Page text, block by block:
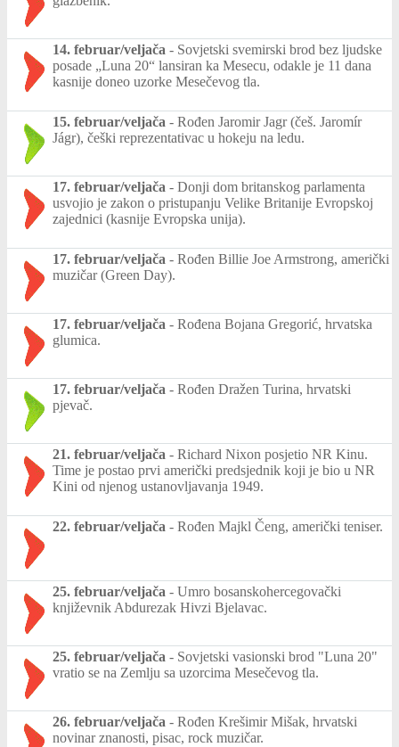
14. februar/veljača - Sovjetski svemirski brod bez ljudske
posade „Luna 20“ lansiran ka Mesecu, odakle je 11 dana
kasnije doneo uzorke Mesečevog tla.
15. februar/veljača - Rođen Jaromir Jagr (češ. Jaromír
Jágr), češki reprezentativac u hokeju na ledu.
17. februar/veljača - Donji dom britanskog parlamenta
usvojio je zakon o pristupanju Velike Britanije Evropskoj
zajednici (kasnije Evropska unija).
17. februar/veljača - Rođen Billie Joe Armstrong, američki
muzičar (Green Day).
17. februar/veljača - Rođena Bojana Gregorić, hrvatska
glumica.
17. februar/veljača - Rođen Dražen Turina, hrvatski
pjevač.
21. februar/veljača - Richard Nixon posjetio NR Kinu.
Time je postao prvi američki predsjednik koji je bio u NR
Kini od njenog ustanovljavanja 1949.
22. februar/veljača - Rođen Majkl Čeng, američki teniser.
25. februar/veljača - Umro bosanskohercegovački
književnik Abdurezak Hivzi Bjelavac.
25. februar/veljača - Sovjetski vasionski brod "Luna 20"
vratio se na Zemlju sa uzorcima Mesečevog tla.
26. februar/veljača - Rođen Krešimir Mišak, hrvatski
novinar znanosti, pisac, rock muzičar.